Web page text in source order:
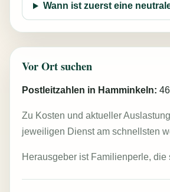
Wann ist zuerst eine
Vor Ort suchen
Postleitzahlen in Hamminkeln:
Zu Kosten und aktueller
jeweiligen Dienst am schnellsten
Herausgeber ist Familienperle,